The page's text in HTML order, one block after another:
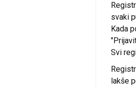
svaki
Kada
Svi
lakše